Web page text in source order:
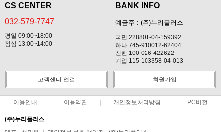
CS CENTER
032-579-7747
평일 09:00~18:00
점심 13:00~14:00
BANK INFO
예금주 : (주)누리플러스
국민 228801-04-159392
하나 745-910012-62404
신한 100-026-422622
기업 115-103358-04-013
고객센터 연결 회원가입
이용안내 이용약관 개인정보처리방침 PC버전
(주)누리플러스